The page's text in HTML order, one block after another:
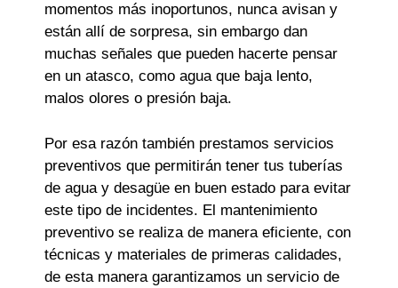
momentos más inoportunos, nunca avisan y
están allí de sorpresa, sin embargo dan
muchas señales que pueden hacerte pensar
en un atasco, como agua que baja lento,
malos olores o presión baja.
Por esa razón también prestamos servicios
preventivos que permitirán tener tus tuberías
de agua y desagüe en buen estado para evitar
este tipo de incidentes. El mantenimiento
preventivo se realiza de manera eficiente, con
técnicas y materiales de primeras calidades,
de esta manera garantizamos un servicio de